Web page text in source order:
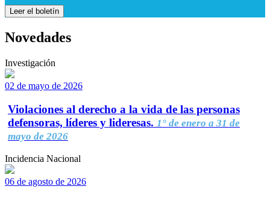
Leer el boletín
Novedades
Investigación
02 de mayo de 2026
Violaciones al derecho a la vida de las personas
defensoras, líderes y lideresas. 1° de enero a 31 de
mayo de 2026
Incidencia Nacional
06 de agosto de 2026